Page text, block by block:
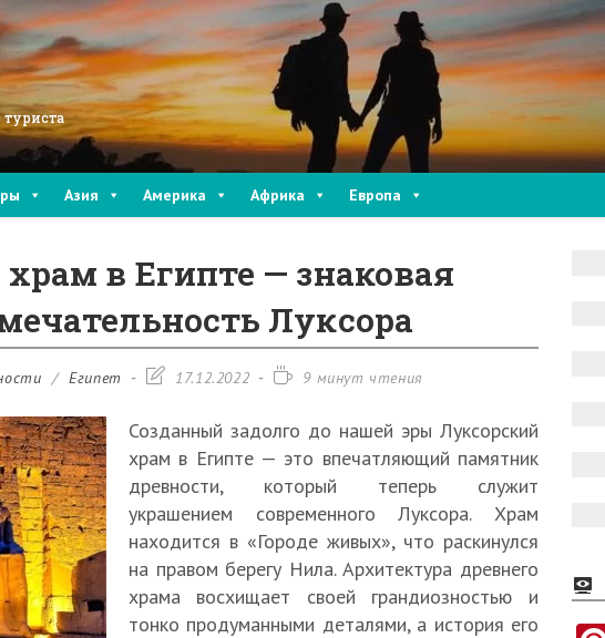
туриста
Азия Америка Африка Европа
в Египте — знаковая
Луксора
/ Египет
Запись17.12.2022
Время9 минут чтения
Созданный задолго до нашей эры Луксорский
храм в Египте — это впечатляющий памятник
древности, который теперь служит
украшением современного Луксора. Храм
находится в «Городе живых», что раскинулся
на правом берегу Нила. Архитектура древнего
храма восхищает своей грандиозностью и
тонко продуманными деталями, а история его